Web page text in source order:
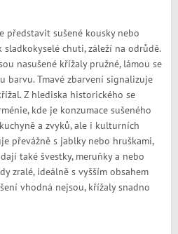
představit sušené kousky nebo
chuti, záleží na odrůdě.
nasušené křížaly pružné, lámou se
barvu. Tmavé zbarvení signalizuje
Z hlediska historického se
kde je konzumace sušeného
a zvyků, ale i kulturních
převážně s jablky nebo hruškami,
také švestky, meruňky a nebo
zralé, ideálně s vyšším obsahem
vhodná nejsou, křížaly snadno